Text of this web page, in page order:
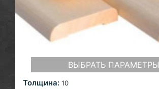
ВЫБРАТЬ ПАРАМЕТРЫ
Толщина: 10